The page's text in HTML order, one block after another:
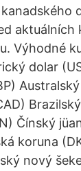
aktuálních
Výhodné
dolar
Čínský
koruna
nový